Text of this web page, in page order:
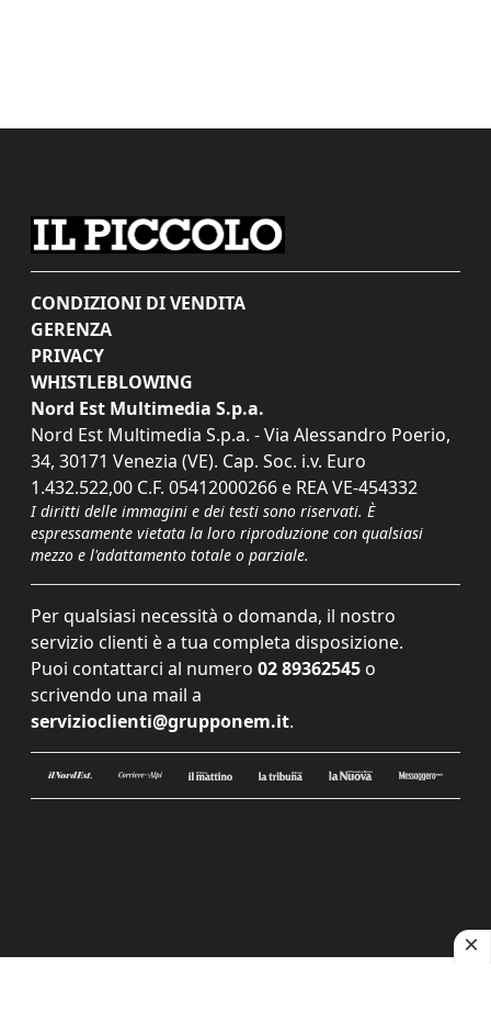
CONDIZIONI DI VENDITA
GERENZA
PRIVACY
WHISTLEBLOWING
Nord Est Multimedia S.p.a.
Nord Est Multimedia S.p.a. - Via Alessandro Poerio,
34, 30171 Venezia (VE). Cap. Soc. i.v. Euro
1.432.522,00 C.F. 05412000266 e REA VE-454332
I diritti delle immagini e dei testi sono riservati. È
espressamente vietata la loro riproduzione con qualsiasi
mezzo e l'adattamento totale o parziale.
Per qualsiasi necessità o domanda, il nostro
servizio clienti è a tua completa disposizione.
Puoi contattarci al numero 02 89362545 o
scrivendo una mail a
servizioclienti@grupponem.it.